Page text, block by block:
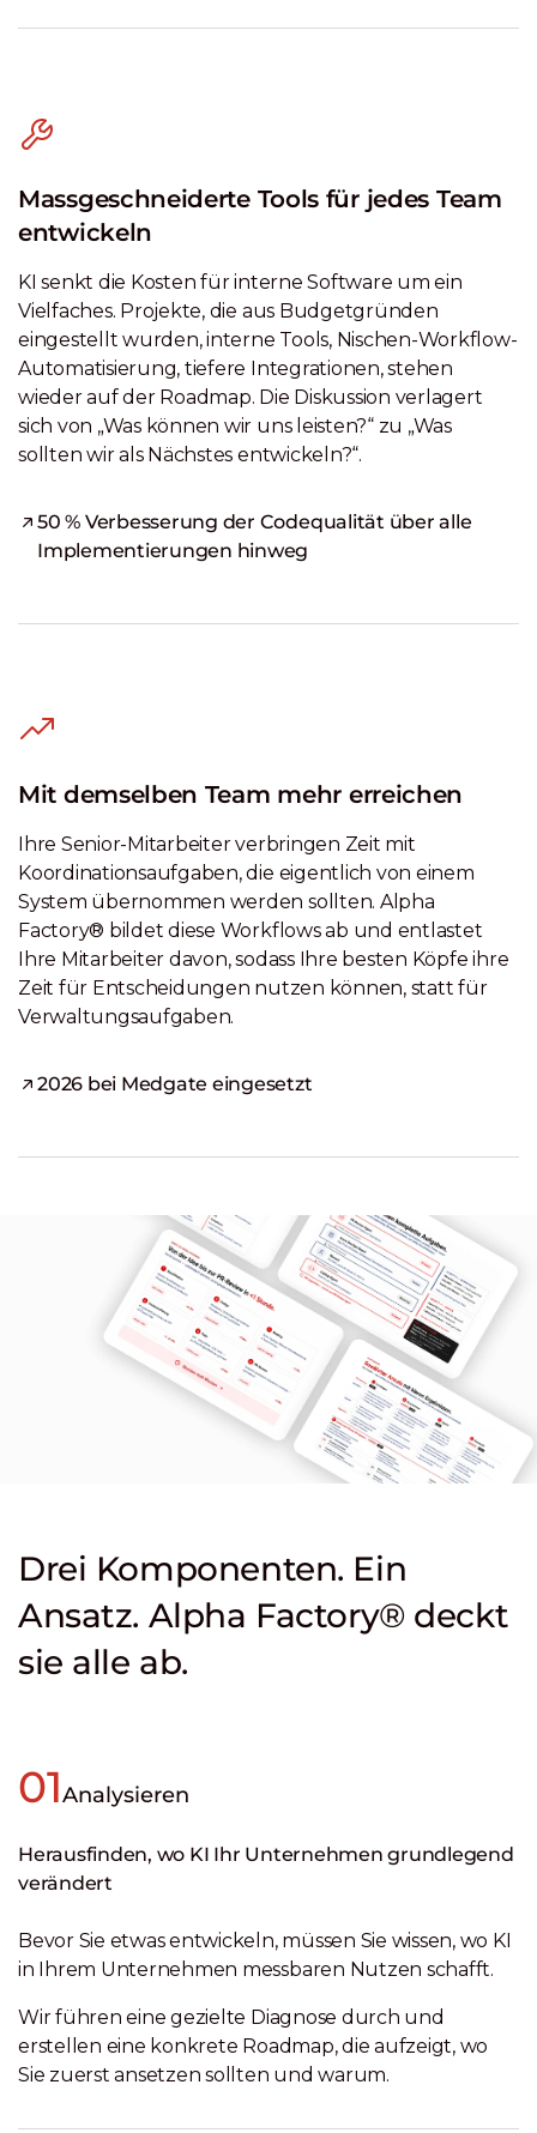
Massgeschneiderte Tools für jedes Team
entwickeln
KI senkt die Kosten für interne Software um ein
Vielfaches. Projekte, die aus Budgetgründen
eingestellt wurden, interne Tools, Nischen-Workflow-
Automatisierung, tiefere Integrationen, stehen
wieder auf der Roadmap. Die Diskussion verlagert
sich von „Was können wir uns leisten?“ zu „Was
sollten wir als Nächstes entwickeln?“.
50 % Verbesserung der Codequalität über alle
Implementierungen hinweg
Mit demselben Team mehr erreichen
Ihre Senior-Mitarbeiter verbringen Zeit mit
Koordinationsaufgaben, die eigentlich von einem
System übernommen werden sollten. Alpha
Factory® bildet diese Workflows ab und entlastet
Ihre Mitarbeiter davon, sodass Ihre besten Köpfe ihre
Zeit für Entscheidungen nutzen können, statt für
Verwaltungsaufgaben.
2026 bei Medgate eingesetzt
Drei Komponenten. Ein
Ansatz. Alpha Factory® deckt
sie alle ab.
01Analysieren
Herausfinden, wo KI Ihr Unternehmen grundlegend
verändert
Bevor Sie etwas entwickeln, müssen Sie wissen, wo KI
in Ihrem Unternehmen messbaren Nutzen schafft.
Wir führen eine gezielte Diagnose durch und
erstellen eine konkrete Roadmap, die aufzeigt, wo
Sie zuerst ansetzen sollten und warum.